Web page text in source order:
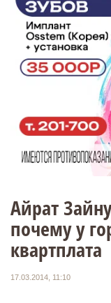
Айрат
почему у
квартплата
17.03.2014, 11:10